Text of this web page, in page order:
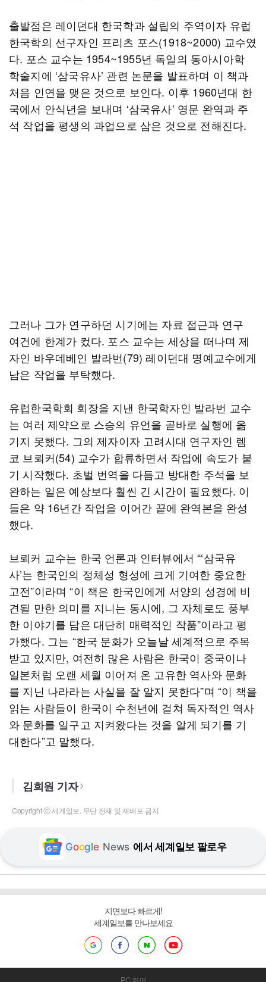
출발점은 레이던대 한국학과 설립의 주역이자 유럽
한국학의 선구자인 프리츠 포스(1918~2000) 교수였
다. 포스 교수는 1954~1955년 독일의 동아시아학
학술지에 ‘삼국유사’ 관련 논문을 발표하며 이 책과
처음 인연을 맺은 것으로 보인다. 이후 1960년대 한
국에서 안식년을 보내며 ‘삼국유사’ 영문 완역과 주
석 작업을 평생의 과업으로 삼은 것으로 전해진다.
그러나 그가 연구하던 시기에는 자료 접근과 연구
여건에 한계가 컸다. 포스 교수는 세상을 떠나며 제
자인 바우데베인 발라번(79) 레이던대 명예교수에게
남은 작업을 부탁했다.
유럽한국학회 회장을 지낸 한국학자인 발라번 교수
는 여러 제약으로 스승의 유언을 곧바로 실행에 옮
기지 못했다. 그의 제자이자 고려시대 연구자인 렘
코 브뢰커(54) 교수가 합류하면서 작업에 속도가 붙
기 시작했다. 초벌 번역을 다듬고 방대한 주석을 보
완하는 일은 예상보다 훨씬 긴 시간이 필요했다. 이
들은 약 16년간 작업을 이어간 끝에 완역본을 완성
했다.
브뢰커 교수는 한국 언론과 인터뷰에서 “‘삼국유
사’는 한국인의 정체성 형성에 크게 기여한 중요한
고전”이라며 “이 책은 한국인에게 서양의 성경에 비
견될 만한 의미를 지니는 동시에, 그 자체로도 풍부
한 이야기를 담은 대단히 매력적인 작품”이라고 평
가했다. 그는 “한국 문화가 오늘날 세계적으로 주목
받고 있지만, 여전히 많은 사람은 한국이 중국이나
일본처럼 오랜 세월 이어져 온 고유한 역사와 문화
를 지닌 나라라는 사실을 잘 알지 못한다”며 “이 책을
읽는 사람들이 한국이 수천년에 걸쳐 독자적인 역사
와 문화를 일구고 지켜왔다는 것을 알게 되기를 기
대한다”고 말했다.
김희원 기자
Copyright ⓒ 세계일보. 무단 전재 및 재배포 금지
Google News 에서 세계일보 팔로우
지면보다 빠르게!
세계일보를 만나보세요